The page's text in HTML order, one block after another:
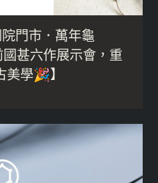
院門市．萬年龜
甚六作展示會，重
學🎉】